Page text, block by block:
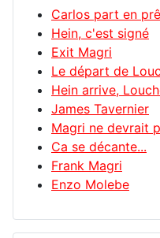
Carlos part en
Hein, c'est signé
Exit Magri
Le départ de
Hein arrive,
James Tavernier
Magri ne devrait
Ca se décante...
Frank Magri
Enzo Molebe